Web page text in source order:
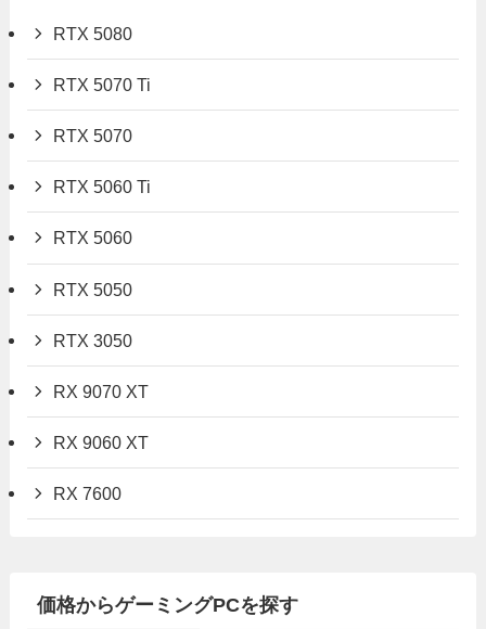
RTX 5080
RTX 5070 Ti
RTX 5070
RTX 5060 Ti
RTX 5060
RTX 5050
RTX 3050
RX 9070 XT
RX 9060 XT
RX 7600
価格からゲーミングPCを探す